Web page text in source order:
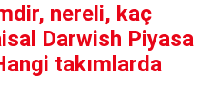
nereli, kaç
Darwish Piyasa
takımlarda